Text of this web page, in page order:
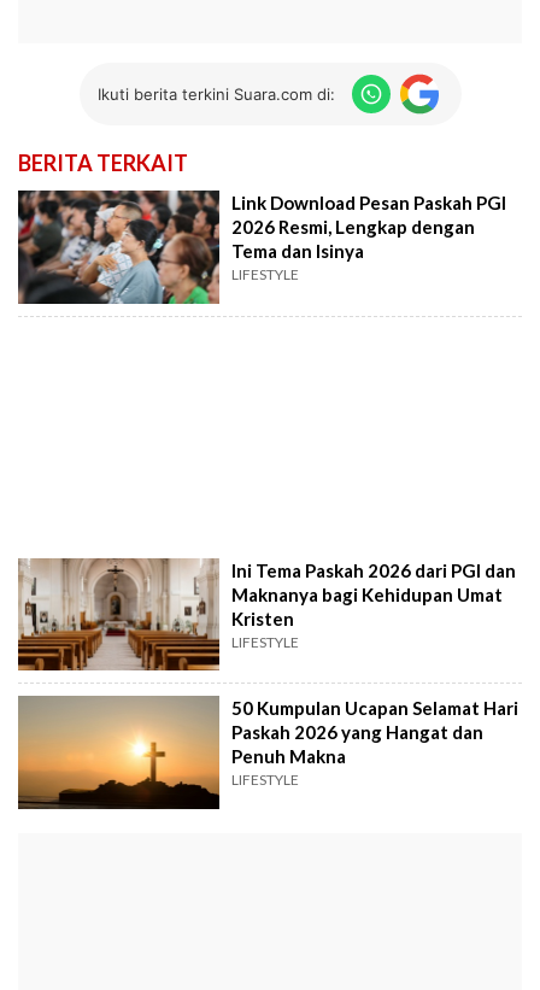
Ikuti berita terkini Suara.com di:
BERITA TERKAIT
Link Download Pesan Paskah PGI
2026 Resmi, Lengkap dengan
Tema dan Isinya
LIFESTYLE
Ini Tema Paskah 2026 dari PGI dan
Maknanya bagi Kehidupan Umat
Kristen
LIFESTYLE
50 Kumpulan Ucapan Selamat Hari
Paskah 2026 yang Hangat dan
Penuh Makna
LIFESTYLE